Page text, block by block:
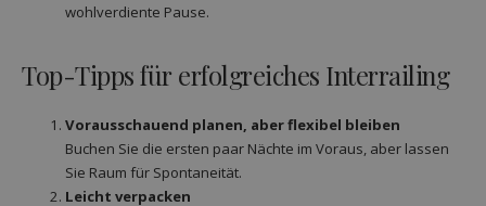
wohlverdiente Pause.
Top-Tipps für erfolgreiches Interrailing
Vorausschauend planen, aber flexibel bleiben
Buchen Sie die ersten paar Nächte im Voraus, aber lassen
Sie Raum für Spontaneität.
Leicht verpacken